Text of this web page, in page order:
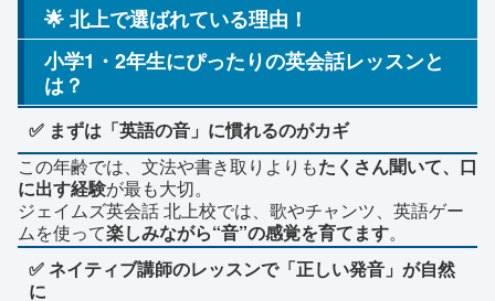
🌟 北上で選ばれている理由！
小学1・2年生にぴったりの英会話レッスンと
は？
✅ まずは「英語の音」に慣れるのがカギ
この年齢では、文法や書き取りよりもたくさん聞いて、口
に出す経験が最も大切。
ジェイムズ英会話 北上校では、歌やチャンツ、英語ゲー
ムを使って楽しみながら“音”の感覚を育てます。
✅ ネイティブ講師のレッスンで「正しい発音」が自然
に